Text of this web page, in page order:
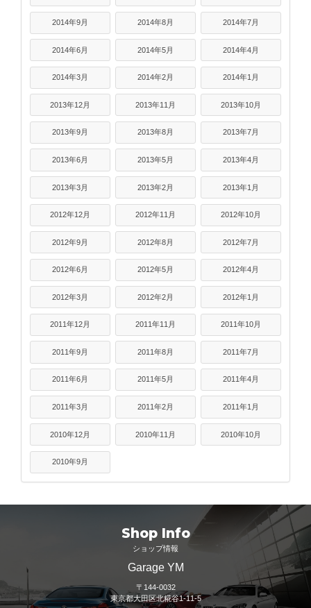
2014年9月 2014年8月 2014年7月
2014年6月 2014年5月 2014年4月
2014年3月 2014年2月 2014年1月
2013年12月 2013年11月 2013年10月
2013年9月 2013年8月 2013年7月
2013年6月 2013年5月 2013年4月
2013年3月 2013年2月 2013年1月
2012年12月 2012年11月 2012年10月
2012年9月 2012年8月 2012年7月
2012年6月 2012年5月 2012年4月
2012年3月 2012年2月 2012年1月
2011年12月 2011年11月 2011年10月
2011年9月 2011年8月 2011年7月
2011年6月 2011年5月 2011年4月
2011年3月 2011年2月 2011年1月
2010年12月 2010年11月 2010年10月
2010年9月
Shop Info
ショップ情報
Garage YM
〒144-0032
東京都大田区北糀谷1-11-5